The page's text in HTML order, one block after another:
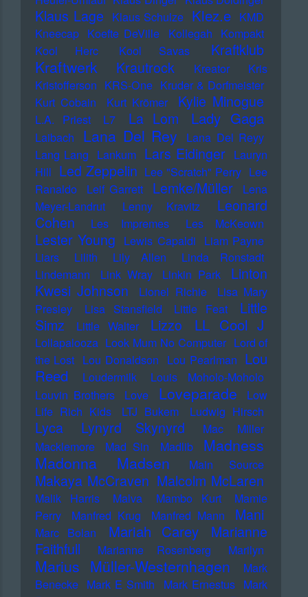
Klaus Lage Klaus Schulze Klez.e KMD
Kneecap Koefte DeVille Kollegah Kompakt
Kool Herc
Kool Savas Kraftklub
Kraftwerk Krautrock Kreator
Kris
Kristofferson KRS-One Kruder & Dorfmeister
Kurt Cobain
Kurt Krömer Kylie Minogue
L.A. Priest L7 La Lom Lady Gaga
Laibach Lana Del Rey
Lana Del Reyy
Lang Lang Lankum Lars Eidinger Lauryn
Hill Led Zeppelin Lee "Scratch" Perry Lee
Ranaldo
Leif Garrett Lemke/Müller
Lena
Meyer-Landrut
Lenny Kravitz
Leonard
Cohen
Les Impremes Les McKeown
Lester Young Lewis Capaldi Liam Payne
Liars
Lilith Lily Allen
Linda Ronstadt
Lindemann
Link Wray Linkin Park
Linton
Kwesi Johnson
Lionel Richie
Lisa Mary
Presley
Lisa Stansfield Little Feat
Little
Simz
Little Walter Lizzo LL Cool J
Lollapalooza Look Mum No Computer Lord of
the Lost Lou Donaldson Lou Pearlman Lou
Reed
Loudermilk
Louis Moholo-Moholo
Louvin Brothers
Love Loveparade
Low
Life Rich Kids
LTJ Bukem Ludwig Hirsch
Lyca Lynyrd Skynyrd
Mac Miller
Macklemore
Mad Sin Madlib
Madness
Madonna
Madsen Main Source
Makaya McCraven Malcolm McLaren
Malik Harris Malva Mambo Kurt
Mamie
Perry
Manfred Krug Manfred Mann Mani
Marc Bolan Mariah Carey
Marianne
Faithfull
Marianne Rosenberg Marilyn
Marius Müller-Westernhagen
Mark
Benecke Mark E Smith Mark Ernestus Mark